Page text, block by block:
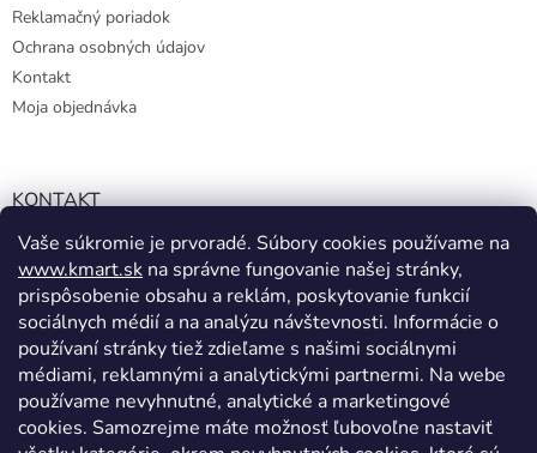
Vaše súkromie je prvoradé. Súbory cookies používame na
www.kmart.sk na správne fungovanie našej stránky,
prispôsobenie obsahu a reklám, poskytovanie funkcií
sociálnych médií a na analýzu návštevnosti. Informácie o
používaní stránky tiež zdieľame s našimi sociálnymi
médiami, reklamnými a analytickými partnermi. Na webe
používame nevyhnutné, analytické a marketingové
cookies. Samozrejme máte možnosť ľubovoľne nastaviť
Reklamačný poriadok
Ochrana osobných údajov
Kontakt
Moja objednávka
KONTAKT
info@kmart.sk
+421 947 979 193
+421 947 979 193
facebook.com/Kolieramarket